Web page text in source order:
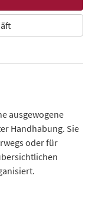
ausgewogene
Handhabung. Sie
oder für